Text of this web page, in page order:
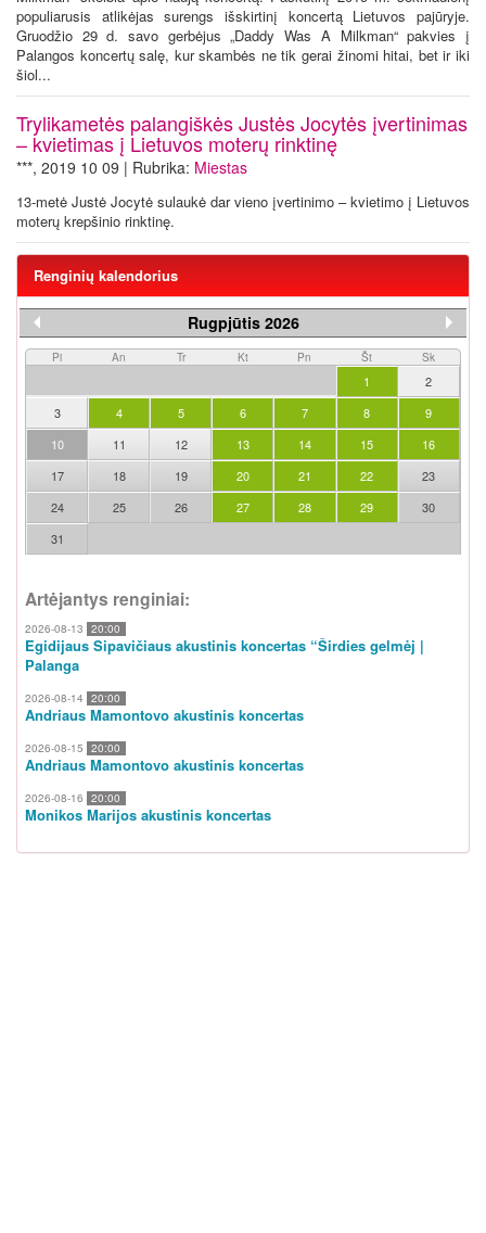
populiarusis atlikėjas surengs išskirtinį koncertą Lietuvos pajūryje.
Gruodžio 29 d. savo gerbėjus „Daddy Was A Milkman“ pakvies į
Palangos koncertų salę, kur skambės ne tik gerai žinomi hitai, bet ir iki
šiol...
Trylikametės palangiškės Justės Jocytės įvertinimas
– kvietimas į Lietuvos moterų rinktinę
***, 2019 10 09 | Rubrika: Miestas
13-metė Justė Jocytė sulaukė dar vieno įvertinimo – kvietimo į Lietuvos
moterų krepšinio rinktinę.
Renginių kalendorius
Rugpjūtis 2026
Pi An Tr Kt Pn Št Sk
1
2
3
4 5 6 7 8
9
10
11 12 13 14 15
16
17
18 19 20 21 22
23
24
25 26 27 28 29
30
31
Artėjantys renginiai:
2026-08-13 20:00
Egidijaus Sipavičiaus akustinis koncertas “Širdies gelmėj |
Palanga
2026-08-14 20:00
Andriaus Mamontovo akustinis koncertas
2026-08-15 20:00
Andriaus Mamontovo akustinis koncertas
2026-08-16 20:00
Monikos Marijos akustinis koncertas